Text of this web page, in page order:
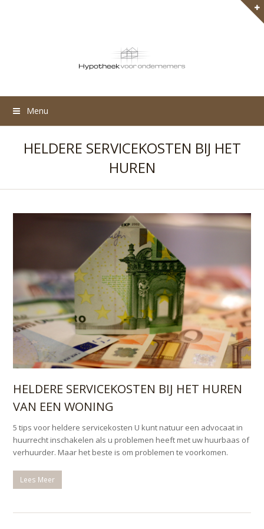
Menu
HELDERE SERVICEKOSTEN BIJ HET
HUREN
HELDERE SERVICEKOSTEN BIJ HET HUREN
VAN EEN WONING
5 tips voor heldere servicekosten U kunt natuur een advocaat in
huurrecht inschakelen als u problemen heeft met uw huurbaas of
verhuurder. Maar het beste is om problemen te voorkomen.
Lees Meer